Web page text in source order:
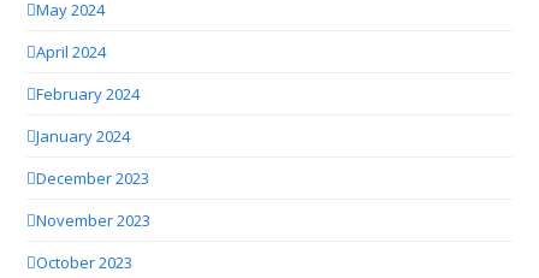
May 2024
April 2024
February 2024
January 2024
December 2023
November 2023
October 2023